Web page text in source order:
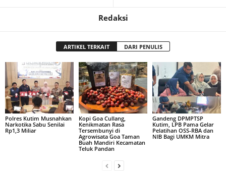
Redaksi
ARTIKEL TERKAIT DARI PENULIS
Polres Kutim Musnahkan
Narkotika Sabu Senilai
Rp1,3 Miliar
Kopi Goa Cullang,
Kenikmatan Rasa
Tersembunyi di
Agrowisata Goa Taman
Buah Mandiri Kecamatan
Teluk Pandan
Gandeng DPMPTSP
Kutim, LPB Pama Gelar
Pelatihan OSS-RBA dan
NIB Bagi UMKM Mitra